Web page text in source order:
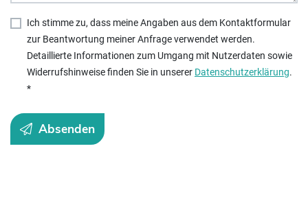
Ich stimme zu, dass meine Angaben aus dem Kontaktformular
zur Beantwortung meiner Anfrage verwendet werden.
Detaillierte Informationen zum Umgang mit Nutzerdaten sowie
Widerrufshinweise finden Sie in unserer Datenschutzerklärung.
*
Absenden